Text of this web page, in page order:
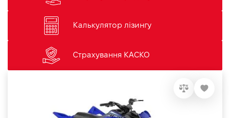
Калькулятор лізингу
Страхування КАСКО